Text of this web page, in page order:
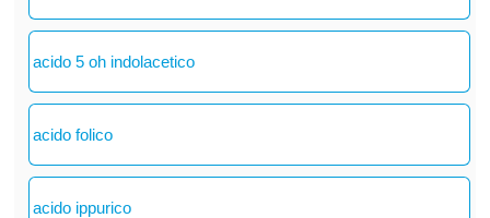
acido 5 oh indolacetico
acido folico
acido ippurico